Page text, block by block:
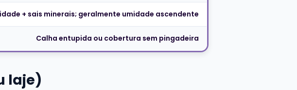
+ sais minerais; geralmente umidade ascendente
Calha entupida ou cobertura sem pingadeira
laje)